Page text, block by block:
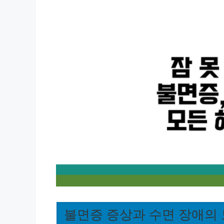
불면증 증상과 수면 장애의